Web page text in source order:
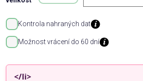
Kontrola nahraných dat
Možnost vrácení do 60 dní